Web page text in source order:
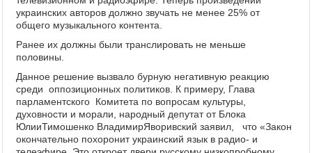
украинских авторов должно звучать не менее 25% от
общего музыкального контента.
Ранее их должны были транслировать не меньше
половины.
Данное решение вызвало бурную негативную реакцию
среди оппозиционных политиков. К примеру, Глава
парламентского Комитета по вопросам культуры,
духовности и морали, народный депутат от Блока
ЮлииТимошенко ВладимирЯворивский заявил, что «Закон
окончательно похоронит украинский язык в радио- и